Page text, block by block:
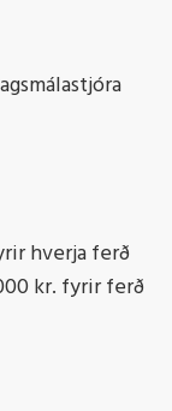
hverja ferð
kr. fyrir ferð